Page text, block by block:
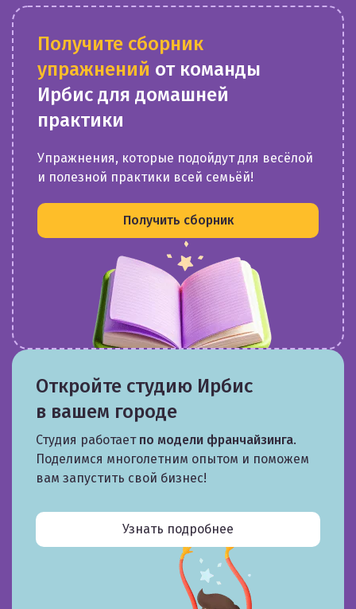
Получите сборник
упражнений от команды
Ирбис для домашней
практики
Упражнения, которые подойдут для весёлой
и полезной практики всей семьёй!
Получить сборник
Откройте студию Ирбис
в вашем городе
Студия работает по модели франчайзинга.
Поделимся многолетним опытом и поможем
вам запустить свой бизнес!
Узнать подробнее